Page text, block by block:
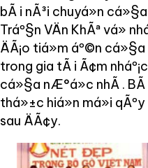
bÃ i nÃ³i chuyá»n
Tráº§n VÄn KhÃª vá»
ÄÃ¡o tiá»m áº©n cá»§a
trong gia tÃ i Ã¢m
cá»§a nÆ°á»c nhÃ . BÃ
thá»±c hiá»n má»i
sau ÄÃ¢y.